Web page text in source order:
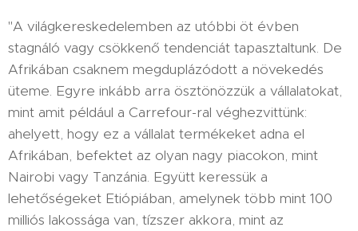
"A világkereskedelemben az utóbbi öt évben
stagnáló vagy csökkenő tendenciát tapasztaltunk. De
Afrikában csaknem megduplázódott a növekedés
üteme. Egyre inkább arra ösztönözzük a vállalatokat,
mint amit például a Carrefour-ral véghezvittünk:
ahelyett, hogy ez a vállalat termékeket adna el
Afrikában, befektet az olyan nagy piacokon, mint
Nairobi vagy Tanzánia. Együtt keressük a
lehetőségeket Etiópiában, amelynek több mint 100
milliós lakossága van, tízszer akkora, mint az